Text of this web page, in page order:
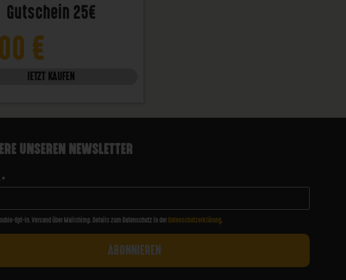
Gutschein 25€
€
JETZT KAUFEN
UNSEREN NEWSLETTER
*
Opt-In. Versand über Mailchimp. Details zum Datenschutz in der Datenschutzerklärung.